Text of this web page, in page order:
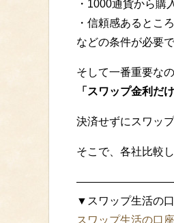
・1000通貨から購
・信頼感あるところ
などの条件が必要で
そして一番重要なの
「スワップ金利だ
決済せずにスワッ
そこで、各社比較
—————————
▼スワップ生活の
スワップ生活の口座